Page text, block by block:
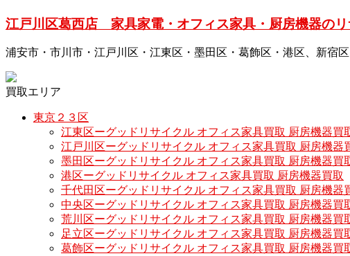
江戸川区葛西店 家具家電・オフィス家具・厨房機器の
浦安市・市川市・江戸川区・江東区・墨田区・葛飾区・港区、新
買取エリア
東京２３区
江東区ーグッドリサイクル オフィス家具買取 厨房機器買
江戸川区ーグッドリサイクル オフィス家具買取 厨房機器
墨田区ーグッドリサイクル オフィス家具買取 厨房機器買
港区ーグッドリサイクル オフィス家具買取 厨房機器買取
千代田区ーグッドリサイクル オフィス家具買取 厨房機器
中央区ーグッドリサイクル オフィス家具買取 厨房機器買
荒川区ーグッドリサイクル オフィス家具買取 厨房機器買
足立区ーグッドリサイクル オフィス家具買取 厨房機器買
葛飾区ーグッドリサイクル オフィス家具買取 厨房機器買